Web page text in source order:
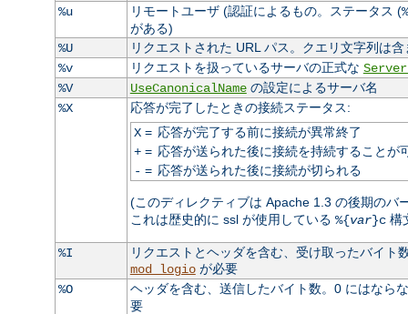
%u
リモートユーザ (認証によるもの。ステータス (
がある)
%U
リクエストされた URL パス。クエリ文字列は含
%v
リクエストを扱っているサーバの正式な
%V
UseCanonicalNameの設定によるサーバ名
%X
応答が完了したときの接続ステータス:
X= 応答が完了する前に接続が異常終了
+= 応答が送られた後に接続を持続することが
- = 応答が送られた後に接続が切られる
(このディレクティブは Apache 1.3 の後期のバ
これは歴史的に ssl が使用している %{var}c構
%I
リクエストとヘッダを含む、受け取ったバイ
mod_logioが必要
%O
ヘッダを含む、送信したバイト数。0 にはなら
要